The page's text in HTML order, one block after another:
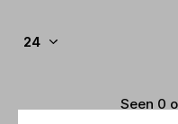
Seen 0